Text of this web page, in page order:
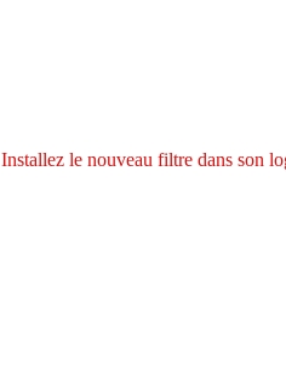
Installez le nouveau filtre dans son